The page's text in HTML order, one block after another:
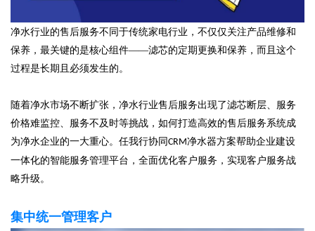
净水行业的售后服务不同于传统家电行业，不仅仅关注产品维修和
保养，最关键的是核心组件——滤芯的定期更换和保养，而且这个
过程是长期且必须发生的。
随着净水市场不断扩张，净水行业售后服务出现了滤芯断层、服务
价格难监控、服务不及时等挑战，如何打造高效的售后服务系统成
为净水企业的一大重心。任我行协同 CRM净水器方案帮助企业建设
一体化的智能服务管理平台，全面优化客户服务，实现客户服务战
略升级。
集中统一管理客户